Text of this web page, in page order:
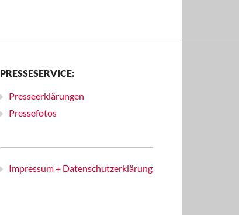
PRESSESERVICE:
Presseerklärungen
Pressefotos
Impressum + Datenschutzerklärung